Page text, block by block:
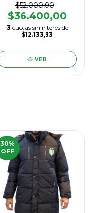
$52.000,00
$36.400,00
3 cuotas sin interés de
$12.133,33
VER
30%
OFF